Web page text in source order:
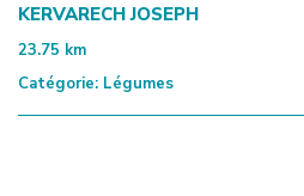
KERVARECH JOSEPH
23.75 km
Catégorie: Légumes